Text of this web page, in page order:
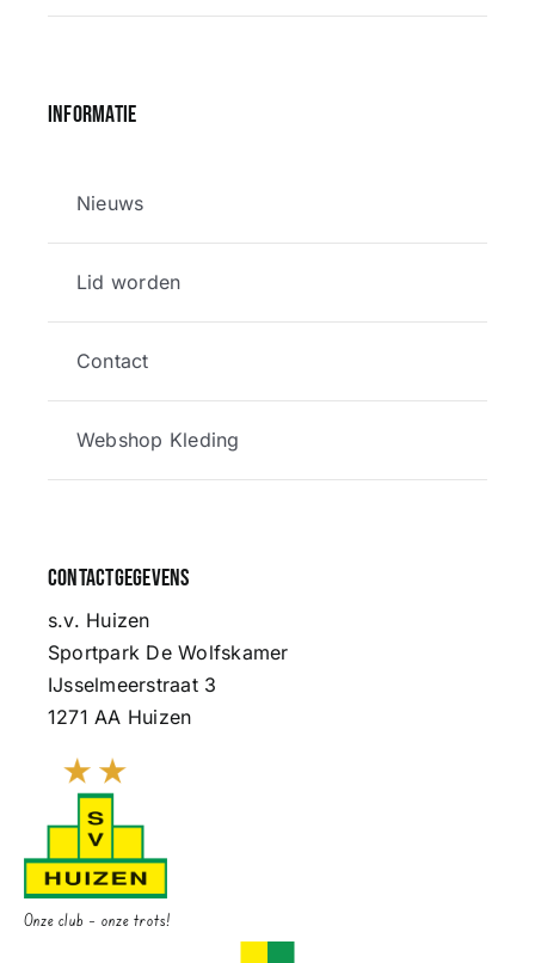
Informatie
Nieuws
Lid worden
Contact
Webshop Kleding
Contactgegevens
s.v. Huizen
Sportpark De Wolfskamer
IJsselmeerstraat 3
1271 AA Huizen
Onze club – onze trots!